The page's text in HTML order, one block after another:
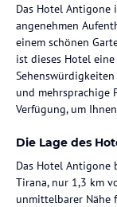
Das Hotel Antigone
angenehmen
einem schönen
ist dieses Hotel
und mehrsprachige
Verfügung, um
Die Lage des
Das Hotel Antigone
Tirana, nur 1,3 km
unmittelbarer Nähe